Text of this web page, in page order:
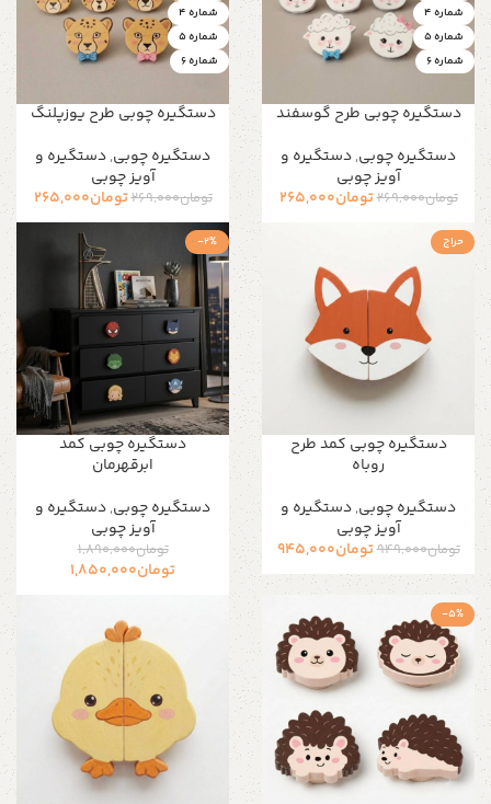
شماره 4
شماره 5
شماره 6
دستگیره چوبی طرح گوسفند
دستگیره‌ چوبی,دستگیره و
آویز چوبی
تومان269,000تومان265,000
شماره 4
شماره 5
شماره 6
دستگیره چوبی طرح یوزپلنگ
دستگیره‌ چوبی,دستگیره و
آویز چوبی
تومان269,000تومان265,000
حراج
دستگیره چوبی کمد طرح
روباه
دستگیره‌ چوبی,دستگیره و
آویز چوبی
تومان949,000تومان945,000
-2%
دستگیره چوبی کمد
ابرقهرمان
دستگیره‌ چوبی,دستگیره و
آویز چوبی
تومان1,890,000
تومان1,850,000
-5%